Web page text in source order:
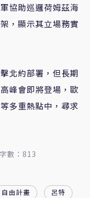
協助巡邏荷姆茲海
，顯示其立場務實
北約部署，但長期
峰會即將登場，歐
多重熱點中，尋求
數：813
自由計畫
呂特